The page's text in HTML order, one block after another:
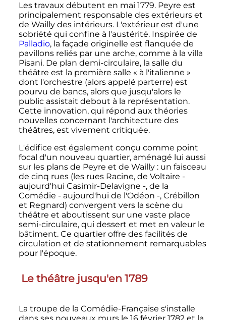
Les travaux débutent en mai 1779. Peyre est
principalement responsable des extérieurs et
de Wailly des intérieurs. L'extérieur est d'une
sobriété qui confine à l'austérité. Inspirée de
Palladio, la façade originelle est flanquée de
pavillons reliés par une arche, comme à la villa
Pisani. De plan demi-circulaire, la salle du
théâtre est la première salle « à l'italienne »
dont l'orchestre (alors appelé parterre) est
pourvu de bancs, alors que jusqu'alors le
public assistait debout à la représentation.
Cette innovation, qui répond aux théories
nouvelles concernant l'architecture des
théâtres, est vivement critiquée.
L'édifice est également conçu comme point
focal d'un nouveau quartier, aménagé lui aussi
sur les plans de Peyre et de Wailly : un faisceau
de cinq rues (les rues Racine, de Voltaire -
aujourd'hui Casimir-Delavigne -, de la
Comédie - aujourd'hui de l'Odéon -, Crébillon
et Regnard) convergent vers la scène du
théâtre et aboutissent sur une vaste place
semi-circulaire, qui dessert et met en valeur le
bâtiment. Ce quartier offre des facilités de
circulation et de stationnement remarquables
pour l'époque.
Le théâtre jusqu'en 1789
La troupe de la Comédie-Française s'installe
dans ses nouveaux murs le 16 février 1782 et la